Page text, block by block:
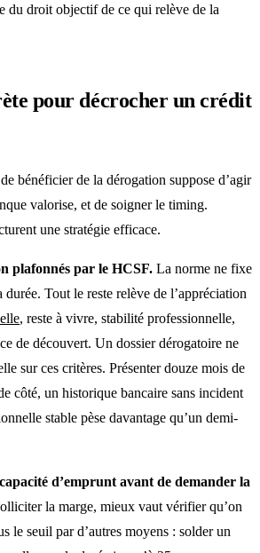
du droit objectif de ce qui relève de la
pour décrocher un crédit
bénéficier de la dérogation suppose d’agir
valorise, et de soigner le timing.
une stratégie efficace.
plafonnés par le HCSF. La norme ne fixe
Tout le reste relève de l’appréciation
, reste à vivre, stabilité professionnelle,
de découvert. Un dossier dérogatoire ne
sur ces critères. Présenter douze mois de
côté, un historique bancaire sans incident
stable pèse davantage qu’un demi-
d’emprunt avant de demander la
la marge, mieux vaut vérifier qu’on
le seuil par d’autres moyens : solder un